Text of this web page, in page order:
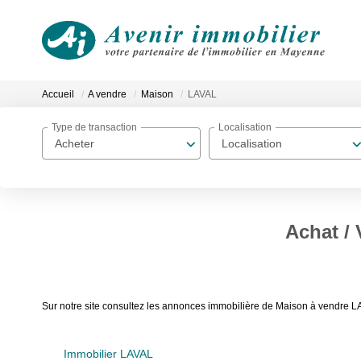
Accueil A vendre Maison LAVAL
Acheter
Type de transaction
Localisation
Localisation
Achat /
Sur notre site consultez les annonces immobilière de Maison à vendre
Immobilier LAVAL